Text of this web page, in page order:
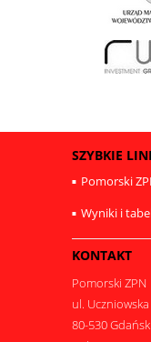
SZYBKIE
Pomorski
Wyniki i
KONTAKT
Pomorski ZPN
ul.
80-530 Gdańsk